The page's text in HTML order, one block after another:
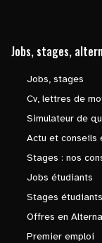
Jobs, stages,
Jobs, stages
Cv, lettres de
Simulateur de
Actu et conseils
Stages : nos
Jobs étudiants
Stages étudiants
Offres en
Premier emploi